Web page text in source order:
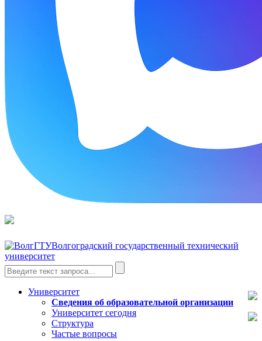
Волгоградский государственный технический
университет
Университет
Сведения об образовательной организации
Университет сегодня
Структура
Частые вопросы